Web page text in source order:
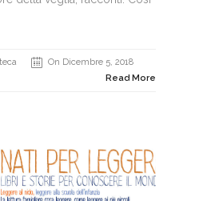
On Dicembre 5, 2018
Read More